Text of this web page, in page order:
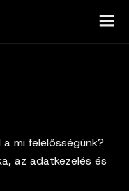
mi felelősségünk?
az adatkezelés és